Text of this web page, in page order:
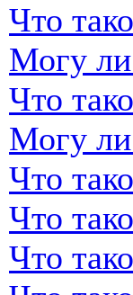
Что
Могу ли
Что
Могу ли
Что
Что
Что